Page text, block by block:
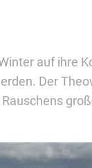
auf ihre
Der